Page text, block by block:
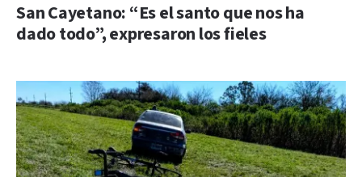
San Cayetano: “Es el santo que nos ha
dado todo”, expresaron los fieles